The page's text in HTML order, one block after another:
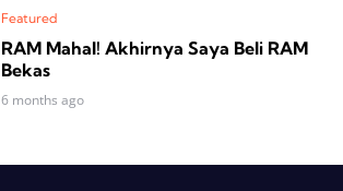
Featured
RAM Mahal! Akhirnya Saya Beli RAM
Bekas
6 months ago